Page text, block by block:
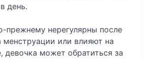
день.
прежнему нерегулярны после
менструации или влияют на
девочка может обратиться за